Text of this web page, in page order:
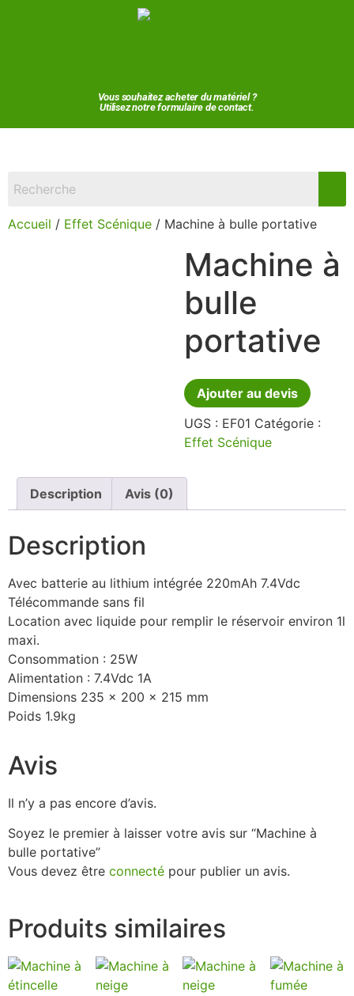
Vous souhaitez acheter du matériel ?
Utilisez notre formulaire de contact.
Accueil / Effet Scénique / Machine à bulle portative
Machine à
bulle
portative
Ajouter au devis
UGS : EF01 Catégorie :
Effet Scénique
Description Avis (0)
Description
Avec batterie au lithium intégrée 220mAh 7.4Vdc
Télécommande sans fil
Location avec liquide pour remplir le réservoir environ 1l
maxi.
Consommation : 25W
Alimentation : 7.4Vdc 1A
Dimensions 235 x 200 x 215 mm
Poids 1.9kg
Avis
Il n’y a pas encore d’avis.
Soyez le premier à laisser votre avis sur “Machine à
bulle portative”
Vous devez être connecté pour publier un avis.
Produits similaires